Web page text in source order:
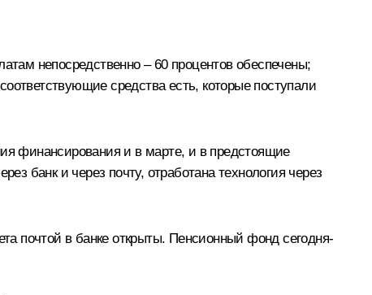
непосредственно – 60 процентов обеспечены;
средства есть, которые поступали
финансирования и в марте, и в предстоящие
банк и через почту, отработана технология через
почтой в банке открыты. Пенсионный фонд сегодня-